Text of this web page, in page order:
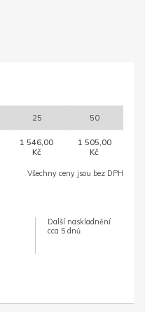
25 50
1 546,00
Kč
1 505,00
Kč
Všechny ceny jsou bez DPH
Další naskladnění
cca 5 dnů